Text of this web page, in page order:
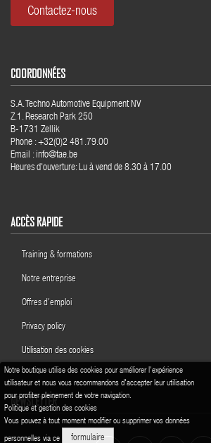
Notre boutique utilise des cookies pour améliorer l'expérience
utilisateur et nous vous recommandons d'accepter leur utilisation
pour profiter pleinement de votre navigation.
Politique et gestion des cookies
Vous pouvez à tout moment modifier ou supprimer vos données
personnelles via ce formulaire
Contactez-nous
COORDONNÉES
S.A. Techno Automotive Equipment NV
Z.1. Research Park 250
B-1731 Zellik
Phone : +32(0)2 481.79.00
Email : info@tae.be
Heures d'ouverture: Lu à vend de 8.30 à 17.00
ACCÈS RAPIDE
Training & formations
Notre entreprise
Offres d'emploi
Privacy policy
Utilisation des cookies
NEWSLETTER